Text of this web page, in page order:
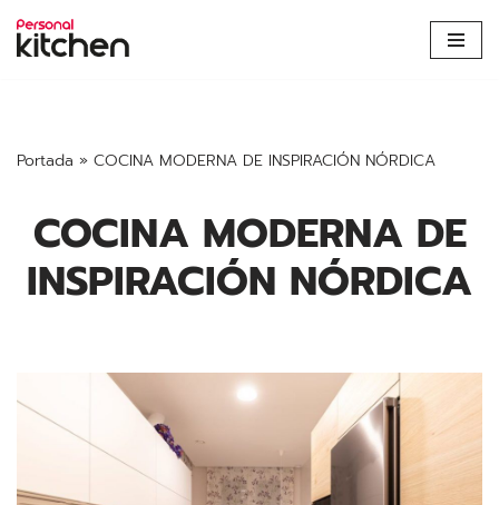
Saltar
Portada » COCINA MODERNA DE INSPIRACIÓN NÓRDICA
COCINA MODERNA DE
INSPIRACIÓN NÓRDICA